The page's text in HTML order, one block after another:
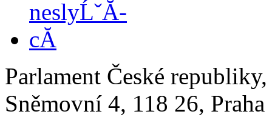
Parlament České
Sněmovní 4, 118 26,